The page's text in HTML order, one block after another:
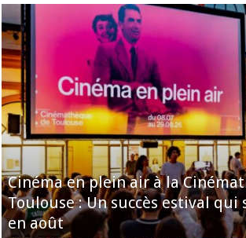
Les Nocturnes de la Cité de l’espace 2026 :
Cinéma en plein air à la
Toulouse : Un succès estival qui
en août